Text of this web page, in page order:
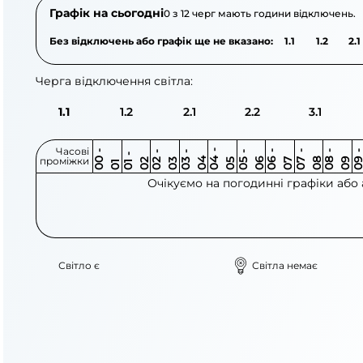
Графік на сьогодні0 з 12 черг мають години відключень.
Без відключень або графік ще не вказано: 1.1 1.2 2.1
Черга відключення світла:
1.1 1.2 2.1 2.2 3.1
Часові
проміжки 0
0
-
0 1 0
1
-
0 2 0 2
-
0 3 0 3
-
0 4 0 4
-
0 5 0 5
-
0 6 0 6
-
0 7 0 7
-
0 8 0 8
-
0 9 0
9
-
1
Очікуємо на погодинні графіки
Світло є Світла немає